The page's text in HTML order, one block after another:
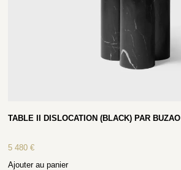
TABLE II DISLOCATION (BLACK) PAR BUZAO
5 480€
Ajouter au panier